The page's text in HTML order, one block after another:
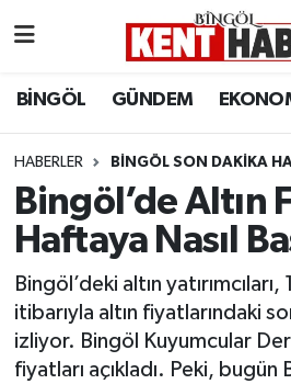
BİNGÖL GÜNDEM
HABERLER BINGÖL SON DAKIKA
Bingöl’de Altın
Haftaya Nasıl
Bingöl’deki altın
itibarıyla altın fiyatlarındaki
izliyor. Bingöl Kuyumcular
fiyatları açıkladı. Peki, bugün
BİLİM-TEKNOLOJİ
DÜNYA
EĞİTİM
EKONOMİ
GENÇ
Bingöl Hava Durumu
Bingöl Namaz Vakitleri
Bingöl Trafik Yoğunluk
Süper Lig Puan Durumu ve
Tüm Manşetler